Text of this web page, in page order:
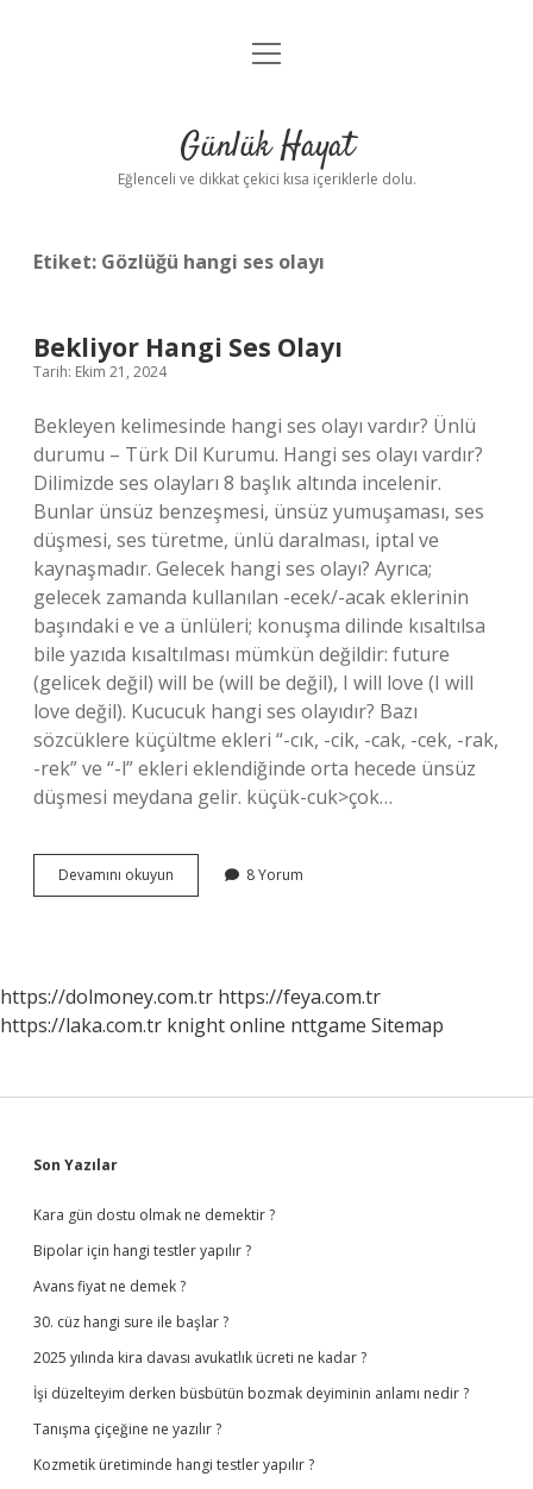
Anasayfa
Yasal Uyarı
menüyü
Günlük Hayat
Eğlenceli ve dikkat çekici kısa içeriklerle dolu.
Etiket: Gözlüğü hangi ses olayı
Bekliyor Hangi Ses Olayı
Tarih: Ekim 21, 2024
Bekleyen kelimesinde hangi ses olayı vardır? Ünlü
durumu – Türk Dil Kurumu. Hangi ses olayı vardır?
Dilimizde ses olayları 8 başlık altında incelenir.
Bunlar ünsüz benzeşmesi, ünsüz yumuşaması, ses
düşmesi, ses türetme, ünlü daralması, iptal ve
kaynaşmadır. Gelecek hangi ses olayı? Ayrıca;
gelecek zamanda kullanılan -ecek/-acak eklerinin
başındaki e ve a ünlüleri; konuşma dilinde kısaltılsa
bile yazıda kısaltılması mümkün değildir: future
(gelicek değil) will be (will be değil), I will love (I will
love değil). Kucucuk hangi ses olayıdır? Bazı
sözcüklere küçültme ekleri “-cık, -cik, -cak, -cek, -rak,
-rek” ve “-l” ekleri eklendiğinde orta hecede ünsüz
düşmesi meydana gelir. küçük-cuk>çok…
Devamını okuyun Bekliyor
Hangi
8 Yorum
https://dolmoney.com.tr https://feya.com.tr
https://laka.com.tr knight online nttgame Sitemap
Sidebar
Son Yazılar
Kara gün dostu olmak ne demektir ?
Bipolar için hangi testler yapılır ?
Avans fiyat ne demek ?
30. cüz hangi sure ile başlar ?
2025 yılında kira davası avukatlık ücreti ne kadar ?
İşi düzelteyim derken büsbütün bozmak deyiminin anlamı nedir ?
Tanışma çiçeğine ne yazılır ?
Kozmetik üretiminde hangi testler yapılır ?